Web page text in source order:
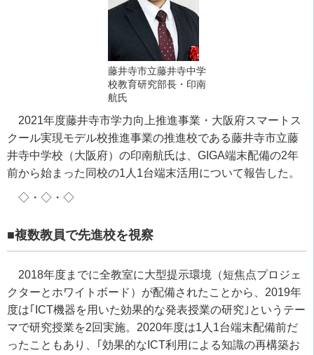
藤井寺市立藤井寺中学
校教育研究部長・印南
航氏
2021年度藤井寺市学力向上推進事業・大阪府スマートス
クール実現モデル校推進事業の推進校である藤井寺市立藤
井寺中学校（大阪府）の印南航氏は、 GIGA端末配備の2年
前から始まった同校の1 人 1台端末活用について報告した。
◇・◇・◇
■複数教員で先進校を視察
2018年度までに全教室に大型提示環境（短焦点プロジェ
クターとホワイトボード）が配備されたことから、 2019年
度は｢ ICT機器を用いた効果的な発表授業の研究｣というテー
マで研究授業を2回実施。 2020年度は1 人 1台端末配備前だ
ったこともあり、｢効果的な ICT利用による知識の再構築お